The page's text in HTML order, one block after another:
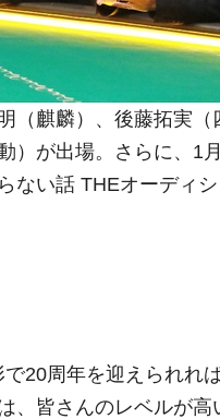
麒麟）、後藤拓実（
）が出場。さらに、1
ない話 THEオーディ
20周年を迎えられれ
、皆さんのレベルが